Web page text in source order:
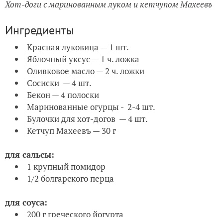
Хот-доги с маринованным луком и кетчупом Махеевъ
Ингредиенты
Красная луковица — 1 шт.
Яблочный уксус — 1 ч. ложка
Оливковое масло — 2 ч. ложки
Сосиски — 4 шт.
Бекон — 4 полоски
Маринованные огурцы - 2-4 шт.
Булочки для хот-догов — 4 шт.
Кетчуп Махеевъ — 30 г
для сальсы:
1 крупный помидор
1/2 болгарского перца
для соуса:
200 г греческого йогурта